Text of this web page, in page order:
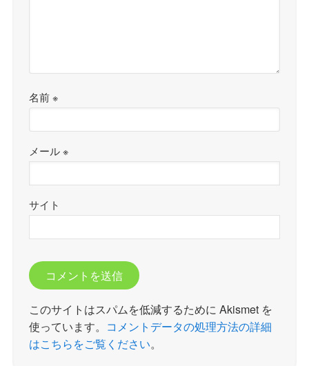
名前※
メール※
サイト
このサイトはスパムを低減するために Akismet を
使っています。 コメントデータの処理方法の詳細
はこちらをご覧ください。